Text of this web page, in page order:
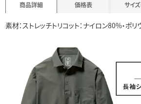
商品詳細 価格表 サイ
素材：ストレッチトリコット：ナイロン80%・ポ